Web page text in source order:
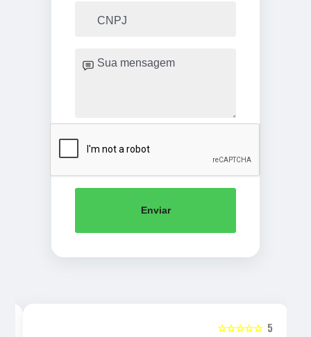
Enviar
5
☆☆☆☆☆